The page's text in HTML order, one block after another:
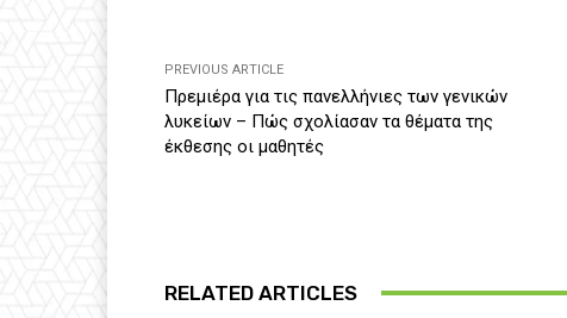
PREVIOUS ARTICLE
Πρεμιέρα για τις πανελλήνιες των γενικών
λυκείων – Πώς σχολίασαν τα θέματα της
έκθεσης οι μαθητές
RELATED ARTICLES